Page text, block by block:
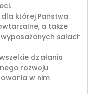
której Państwa
a także
salach
działania
rozwoju
w nim